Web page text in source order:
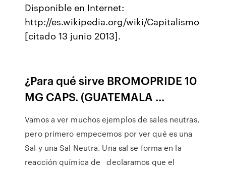
Disponible en Internet:
http://es.wikipedia.org/wiki/Capitalismo
[citado 13 junio 2013].
¿Para qué sirve BROMOPRIDE 10
MG CAPS. (GUATEMALA ...
Vamos a ver muchos ejemplos de sales neutras,
pero primero empecemos por ver qué es una
Sal y una Sal Neutra. Una sal se forma en la
reacción química de declaramos que el